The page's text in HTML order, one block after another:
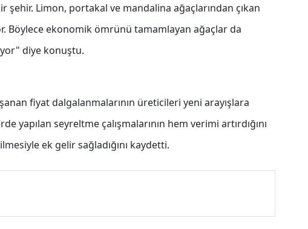
Limon, portakal ve mandalina ağaçlarından çıkan
Böylece ekonomik ömrünü tamamlayan ağaçlar da
diye konuştu.
fiyat dalgalanmalarının üreticileri yeni arayışlara
yapılan seyreltme çalışmalarının hem verimi artırdığını
ek gelir sağladığını kaydetti.